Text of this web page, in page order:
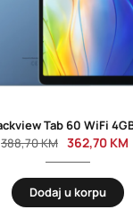
388,70KM 362,70 KM
Dodaj u korpu